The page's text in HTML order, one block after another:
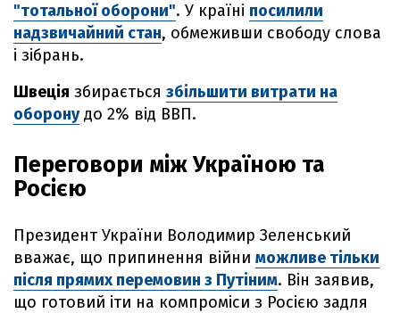
"тотальної оборони". У країні посилили
надзвичайний стан, обмеживши свободу слова
і зібрань.
Швеція збирається збільшити витрати на
оборонудо 2% від ВВП.
Переговори між Україною та
Росією
Президент України Володимир Зеленський
вважає, що припинення війни можливе тільки
після прямих перемовин з Путіним. Він заявив,
що готовий іти на компроміси з Росією задля